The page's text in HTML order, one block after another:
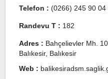
Telefon : (0266) 245 90 04
Randevu T : 182
Adres : Bahçelievler Mh.
Balıkesir, Balıkesir
Web :